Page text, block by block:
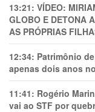
13:21: VÍDEO:
GLOBO E DETONA
AS PRÓPRIAS
12:34: Patrimônio
apenas dois anos
11:41: Rogério
vai ao STF por